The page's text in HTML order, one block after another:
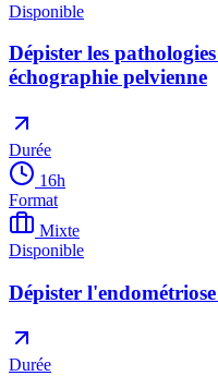
Disponible
Dépister les
échographie pelvienne
Durée
16h
Format
Mixte
Disponible
Dépister
Durée